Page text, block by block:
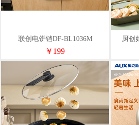
联创电饼铛DF-BL1036M
￥199
厨创